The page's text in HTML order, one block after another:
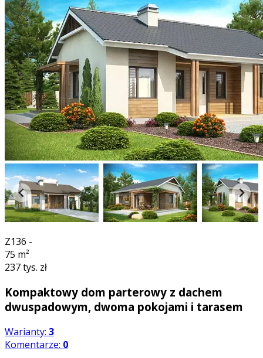
Z136 -
75 m²
237 tys. zł
Kompaktowy dom parterowy z dachem
dwuspadowym, dwoma pokojami i tarasem
Warianty: 3
Komentarze: 0